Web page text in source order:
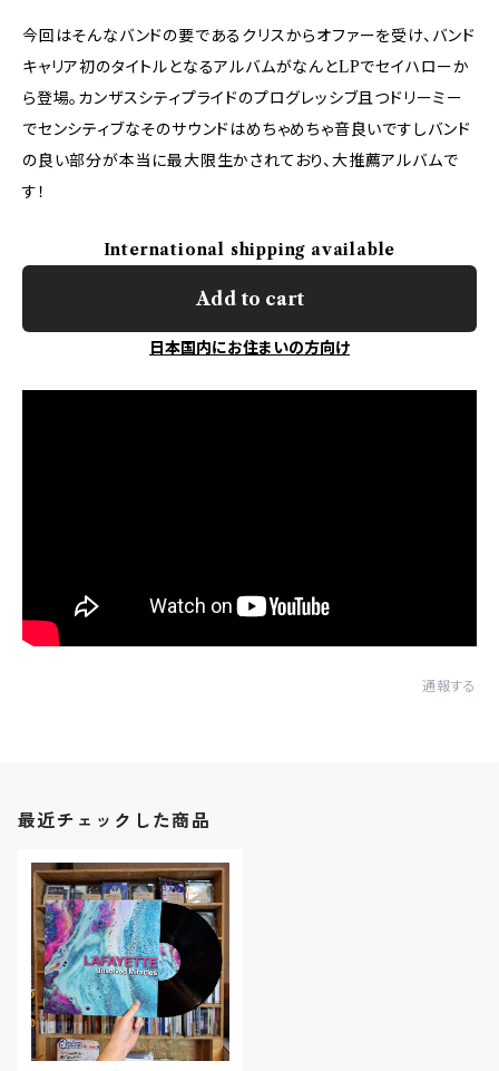
今回はそんなバンドの要であるクリスからオファーを受け、バンド
キャリア初のタイトルとなるアルバムがなんとLPでセイハローか
ら登場。カンザスシティプライドのプログレッシブ且つドリーミー
でセンシティブなそのサウンドはめちゃめちゃ音良いですしバンド
の良い部分が本当に最大限生かされており、大推薦アルバムで
す！
International shipping available
Add to cart
日本国内にお住まいの方向け
通報する
最近チェックした商品